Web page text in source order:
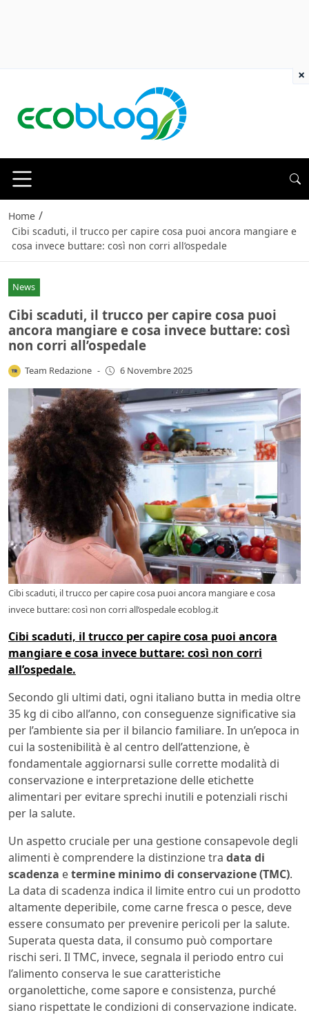
Home /
Cibi scaduti, il trucco per capire cosa puoi ancora mangiare e
cosa invece buttare: così non corri all’ospedale
News
Cibi scaduti, il trucco per capire cosa puoi
ancora mangiare e cosa invece buttare: così
non corri all’ospedale
Team Redazione - 6 Novembre 2025
Cibi scaduti, il trucco per capire cosa puoi ancora mangiare e cosa
invece buttare: così non corri all’ospedale ecoblog.it
Cibi scaduti, il trucco per capire cosa puoi ancora
mangiare e cosa invece buttare: così non corri
all’ospedale.
Secondo gli ultimi dati, ogni italiano butta in media oltre
35 kg di cibo all’anno, con conseguenze significative sia
per l’ambiente sia per il bilancio familiare. In un’epoca in
cui la sostenibilità è al centro dell’attenzione, è
fondamentale aggiornarsi sulle corrette modalità di
conservazione e interpretazione delle etichette
alimentari per evitare sprechi inutili e potenziali rischi
per la salute.
Un aspetto cruciale per una gestione consapevole degli
alimenti è comprendere la distinzione tra data di
scadenza etermine minimo di conservazione (TMC).
La data di scadenza indica il limite entro cui un prodotto
altamente deperibile, come carne fresca o pesce, deve
essere consumato per prevenire pericoli per la salute.
Superata questa data, il consumo può comportare
rischi seri. Il TMC, invece, segnala il periodo entro cui
l’alimento conserva le sue caratteristiche
organolettiche, come sapore e consistenza, purché
siano rispettate le condizioni di conservazione indicate.
×